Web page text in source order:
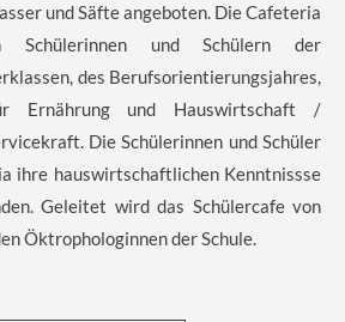
und Säfte angeboten. Die Cafeteria
und Schülern der
des Berufsorientierungsjahres,
Ernährung und Hauswirtschaft /
Die Schülerinnen und Schüler
ihre hauswirtschaftlichen Kenntnissse
Geleitet wird das Schülercafe von
Öktrophologinnen der Schule.